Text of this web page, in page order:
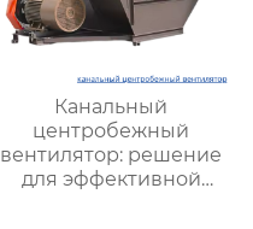
Канальный
центробежный
вентилятор: решение
для эффективной